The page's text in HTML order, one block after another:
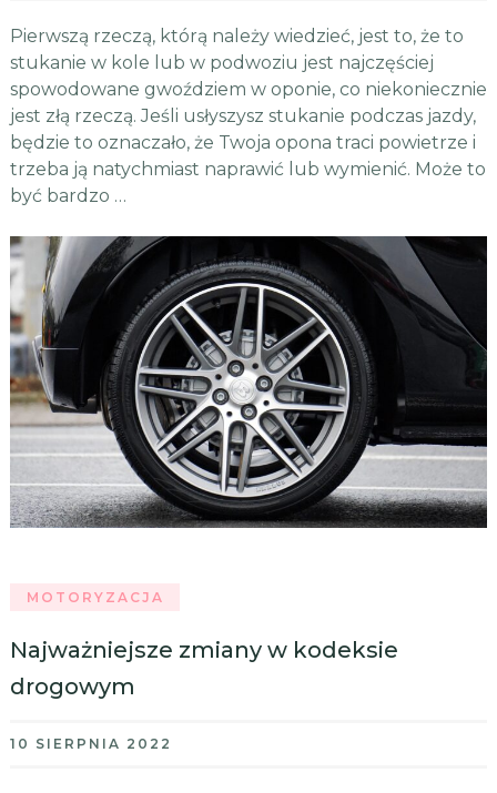
Pierwszą rzeczą, którą należy wiedzieć, jest to, że to
stukanie w kole lub w podwoziu jest najczęściej
spowodowane gwoździem w oponie, co niekoniecznie
jest złą rzeczą. Jeśli usłyszysz stukanie podczas jazdy,
będzie to oznaczało, że Twoja opona traci powietrze i
trzeba ją natychmiast naprawić lub wymienić. Może to
być bardzo …
MOTORYZACJA
Najważniejsze zmiany w kodeksie
drogowym
10 SIERPNIA 2022